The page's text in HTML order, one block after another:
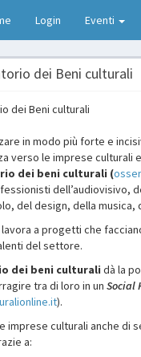
Login Eventi
dei Beni culturali
in modo più forte e
verso le imprese culturali
dei beni culturali (
dell’audiovisivo,
del design, della musica,
a progetti che
del settore.
dei beni culturali dà la
tra di loro in un Social
).
imprese culturali anche di
a: